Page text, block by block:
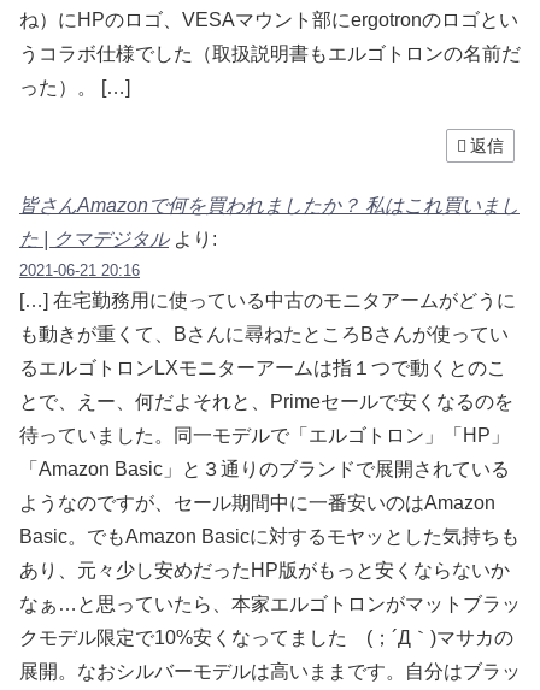
ね）にHPのロゴ、VESAマウント部にergotronのロゴとい
うコラボ仕様でした（取扱説明書もエルゴトロンの名前だ
った）。 […]
返信
皆さんAmazonで何を買われましたか？ 私はこれ買いまし
た | クマデジタル より:
2021-06-21 20:16
[…] 在宅勤務用に使っている中古のモニタアームがどうに
も動きが重くて、Bさんに尋ねたところBさんが使ってい
るエルゴトロンLXモニターアームは指１つで動くとのこ
とで、えー、何だよそれと、Primeセールで安くなるのを
待っていました。同一モデルで「エルゴトロン」「HP」
「Amazon Basic」と３通りのブランドで展開されている
ようなのですが、セール期間中に一番安いのはAmazon
Basic。でもAmazon Basicに対するモヤッとした気持ちも
あり、元々少し安めだったHP版がもっと安くならないか
なぁ…と思っていたら、本家エルゴトロンがマットブラッ
クモデル限定で10%安くなってました (；´Д｀)マサカの
展開。なおシルバーモデルは高いままです。自分はブラッ